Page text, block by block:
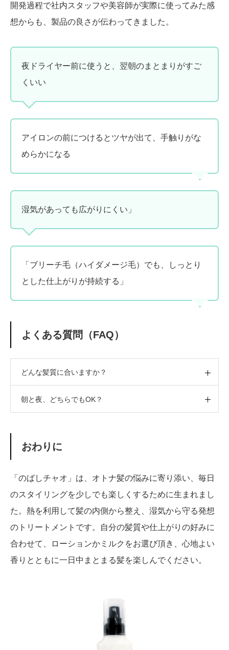
開発過程で社内スタッフや美容師が実際に使ってみた感
想からも、製品の良さが伝わってきました。
夜ドライヤー前に使うと、翌朝のまとまりがすご
くいい
アイロンの前につけるとツヤが出て、手触りがな
めらかになる
湿気があっても広がりにくい」
「ブリーチ毛（ハイダメージ毛）でも、しっとり
とした仕上がりが持続する」
よくある質問（FAQ）
どんな髪質に合いますか？
朝と夜、どちらでもOK？
おわりに
「のばしチャオ」は、オトナ髪の悩みに寄り添い、毎日
のスタイリングを少しでも楽しくするために生まれまし
た。熱を利用して髪の内側から整え、湿気から守る発想
のトリートメントです。自分の髪質や仕上がりの好みに
合わせて、ローションかミルクをお選び頂き、心地よい
香りとともに一日中まとまる髪を楽しんでください。